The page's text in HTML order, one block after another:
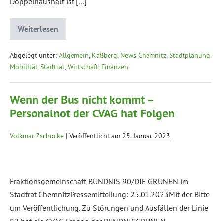
Weiterlesen
Abgelegt unter: Allgemein, Kaßberg, News Chemnitz,Stadtplanung,
Mobilität,Stadtrat,Wirtschaft, Finanzen
Wenn der Bus nicht kommt –
Personalnot der CVAG hat Folgen
Volkmar Zschocke | Veröffentlicht am 25. Januar 2023
Fraktionsgemeinschaft BÜNDNIS 90/DIE GRÜNEN im
Stadtrat ChemnitzPressemitteilung: 25.01.2023Mit der Bitte
um Veröffentlichung. Zu Störungen und Ausfällen der Linie